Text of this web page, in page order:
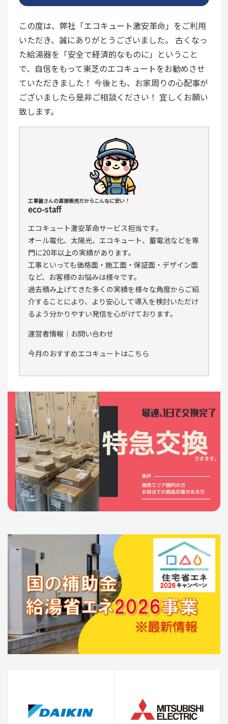
この度は、弊社「エコキュート激安革命」をご利用
いただき、誠にありがとうございました。 古くなっ
た給湯器を「安全で経済的なものに」ということ
で、自信をもって東芝のエコキュートをお勧めさせ
ていただきました！ 今後とも、お家周りの心配事が
ございましたら是非ご相談ください！ 宜しくお願い
致します。
工事屋さんの直接販売だからこんなに安い！
eco-staff
エコキュート激安革命サービス担当です。
オール電化、太陽光、エコキュート、蓄電池などを専
門に20年以上の実績があります。
工事といっても価格面・施工面・保証面・デザイン面
など、お客様のお悩みは様々です。
過去積み上げてきた多くの実績を様々な角度からご紹
介することにより、より安心して導入を検討いただけ
るよう分かりやすい発信を心がけております。
運営者情報 ｜ お問い合わせ
今月のおすすめエコキュートはこちら